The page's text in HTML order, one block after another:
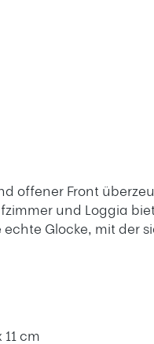
offener Front
und Loggia
Glocke, mit der
cm